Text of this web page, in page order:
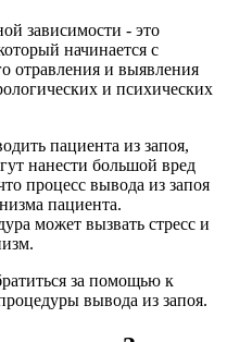
зависимости - это
начинается с
отравления и выявления
и психических
пациента из запоя,
нанести большой вред
процесс вывода из запоя
пациента.
может вызвать стресс и
за помощью к
вывода из запоя.